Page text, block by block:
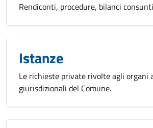
Rendiconti, procedure, bilanci
Istanze
Le richieste private rivolte agli organi
giurisdizionali del Comune.